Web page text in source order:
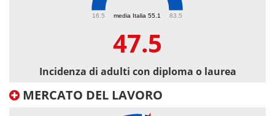
media Italia 55.1
16.5 83.5
47.5
Incidenza di adulti con diploma o laurea
MERCATO DEL LAVORO